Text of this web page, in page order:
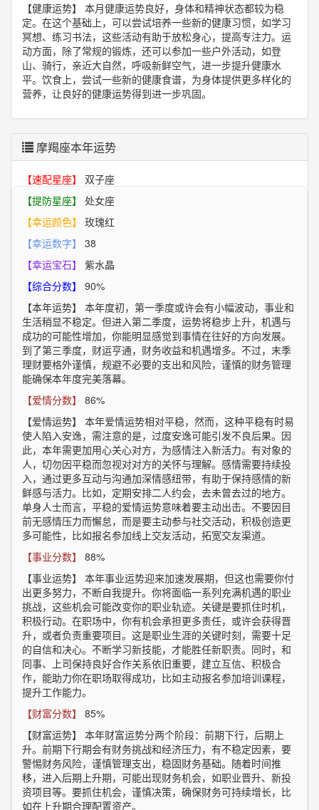
【健康运势】
本月健康运势良好，身体和精神状态都较为稳
定。在这个基础上，可以尝试培养一些新的健康习惯，如学习
冥想、练习书法，这些活动有助于放松身心，提高专注力。运
动方面，除了常规的锻炼，还可以参加一些户外活动，如登
山、骑行，亲近大自然，呼吸新鲜空气，进一步提升健康水
平。饮食上，尝试一些新的健康食谱，为身体提供更多样化的
营养，让良好的健康运势得到进一步巩固。
摩羯座本年运势
【速配星座】
双子座
【提防星座】
处女座
【幸运颜色】
玫瑰红
【幸运数字】
38
【幸运宝石】
紫水晶
【综合分数】
90%
【本年运势】
本年度初，第一季度或许会有小幅波动，事业和
生活稍显不稳定。但进入第二季度，运势将稳步上升，机遇与
成功的可能性增加，你能明显感觉到事情在往好的方向发展。
到了第三季度，财运亨通，财务收益和机遇增多。不过，末季
理财要格外谨慎，规避不必要的支出和风险，谨慎的财务管理
能确保本年度完美落幕。
【爱情分数】
86%
【爱情运势】
本年爱情运势相对平稳，然而，这种平稳有时易
使人陷入安逸，需注意的是，过度安逸可能引发不良后果。因
此，本年需更加用心关心对方，为感情注入新活力。有对象的
人，切勿因平稳而忽视对对方的关怀与理解。感情需要持续投
入，通过更多互动与沟通加深情感纽带，有助于保持感情的新
鲜感与活力。比如，定期安排二人约会，去未曾去过的地方。
单身人士而言，平稳的爱情运势意味着要主动出击。不要因目
前无感情压力而懈怠，而是要主动参与社交活动，积极创造更
多可能性，比如报名参加线上交友活动，拓宽交友渠道。
【事业分数】
88%
【事业运势】
本年事业运势迎来加速发展期，但这也需要你付
出更多努力，不断自我提升。你将面临一系列充满机遇的职业
挑战，这些机会可能改变你的职业轨迹。关键是要抓住时机，
积极行动。在职场中，你有机会承担更多责任，或许会获得晋
升，或者负责重要项目。这是职业生涯的关键时刻，需要十足
的自信和决心。不断学习新技能，才能胜任新职责。同时，和
同事、上司保持良好合作关系依旧重要，建立互信、积极合
作，能助力你在职场取得成功，比如主动报名参加培训课程，
提升工作能力。
【财富分数】
85%
【财富运势】
本年财富运势分两个阶段：前期下行，后期上
升。前期下行期会有财务挑战和经济压力，有不稳定因素，要
警惕财务风险，谨慎管理支出，稳固财务基础。随着时间推
移，进入后期上升期，可能出现财务机会，如职业晋升、新投
资项目等。要抓住机会，谨慎决策，确保财务可持续增长，比
如在上升期合理配置资产。